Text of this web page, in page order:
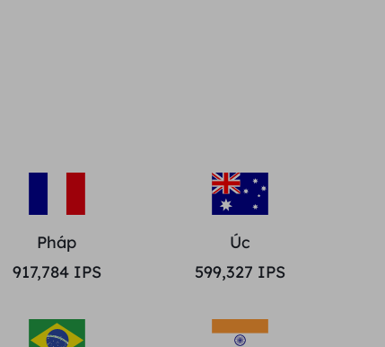
Pháp
917,784IPS
Úc
599,327 IPS